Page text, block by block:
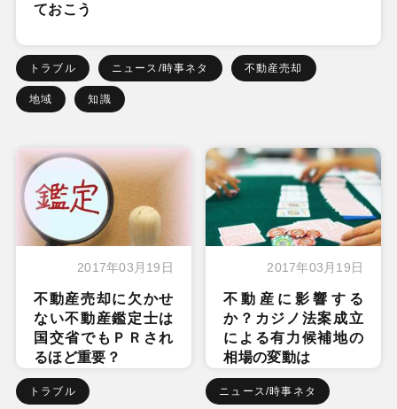
ておこう
トラブル ニュース/時事ネタ 不動産売却
地域 知識
2017年03月19日
不動産売却に欠かせ
ない不動産鑑定士は
国交省でもＰＲされ
るほど重要？
トラブル
2017年03月19日
不動産に影響する
か？カジノ法案成立
による有力候補地の
相場の変動は
ニュース/時事ネタ